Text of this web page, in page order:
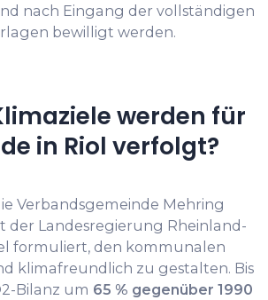
nach Eingang der vollständigen
bewilligt werden.
werden für
in Riol verfolgt?
Verbandsgemeinde Mehring
der Landesregierung Rheinland-
formuliert, den kommunalen
klimafreundlich zu gestalten. Bis
Bilanz um 65 % gegenüber 1990